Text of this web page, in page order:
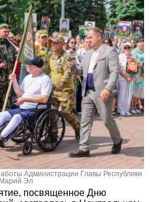
Администрации Главы Республики
Марий Эл
посвященное Дню